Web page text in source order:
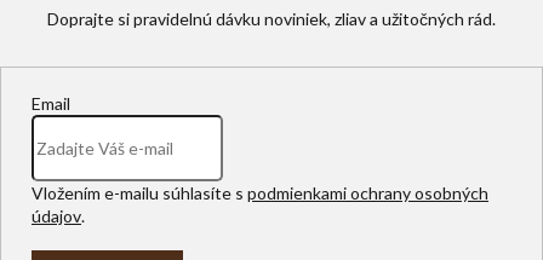
Email
Vložením e-mailu súhlasíte s podmienkami ochrany osobných
údajov.